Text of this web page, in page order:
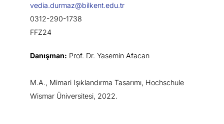
vedia.durmaz@bilkent.edu.tr
0312-290-1738
FFZ24
Danışman: Prof. Dr. Yasemin Afacan
M.A., Mimari Işıklandırma Tasarımı, Hochschule
Wismar Üniversitesi, 2022.